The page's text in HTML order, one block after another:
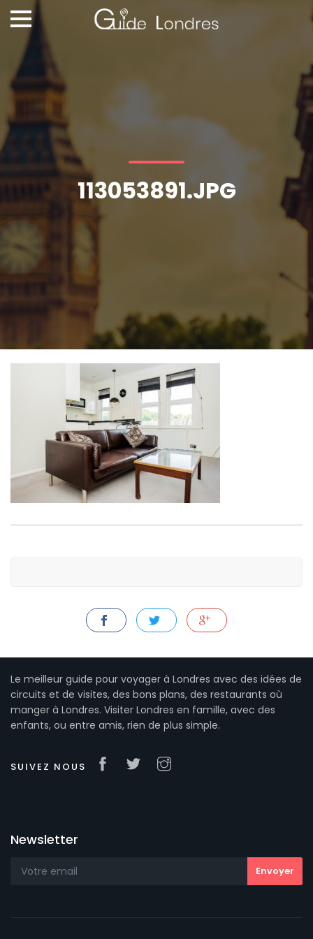
113053891.JPG
Le meilleur guide pour voyager à Londres avec des idées de
circuits et de visites, des bons plans, des restaurants où
manger à Londres. Visiter Londres en famille, avec des
enfants, ou entre amis, rien de plus simple.
SUIVEZ NOUS
Newsletter